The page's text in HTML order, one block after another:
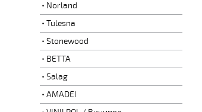
Norland
Tulesna
Stonewood
BETTA
Salag
AMADEI